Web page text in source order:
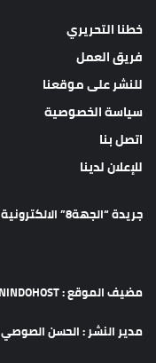
خطنا التحريري
فريق العمل
للنشر على موقعنا
سياسة الخصوصية
اتصل بنا
للإعلان لدينا
جريدة “الجهة8” الالكترونية –
مضيف الموقع : NINDOHOST
مدير النشر : الحسن الصوصي